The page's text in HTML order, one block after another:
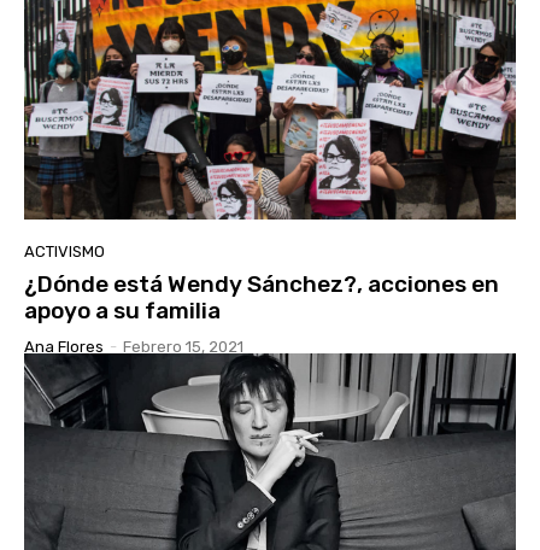
ACTIVISMO
¿Dónde está Wendy Sánchez?, acciones en
apoyo a su familia
Ana Flores - Febrero 15, 2021